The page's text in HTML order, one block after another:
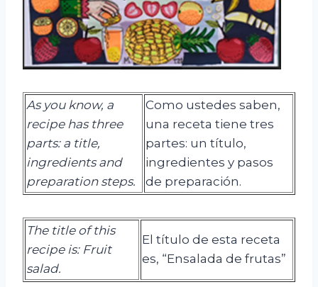
As you know, a
recipe has three
parts: a title,
ingredients and
preparation steps.
Como ustedes saben,
una receta tiene tres
partes: un título,
ingredientes y pasos
de preparación.
The title of this
recipe is: Fruit
salad.
El título de esta receta
es, “Ensalada de frutas”